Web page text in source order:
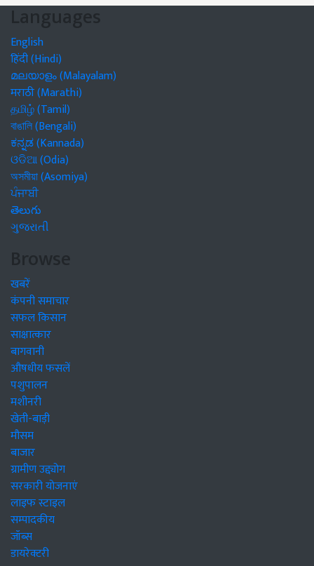
Languages
English
हिंदी (Hindi)
മലയാളം (Malayalam)
मराठी (Marathi)
தமிழ் (Tamil)
বাঙালি (Bengali)
ಕನ್ನಡ (Kannada)
ଓଡିଆ (Odia)
অসমীয়া (Asomiya)
ਪੰਜਾਬੀ
తెలుగు
ગુજરાતી
Browse
खबरें
कंपनी समाचार
सफल किसान
साक्षात्कार
बागवानी
औषधीय फसलें
पशुपालन
मशीनरी
खेती-बाड़ी
मौसम
बाजार
ग्रामीण उद्द्योग
सरकारी योजनाएं
लाइफ स्टाइल
सम्पादकीय
जॉब्स
डायरेक्टरी